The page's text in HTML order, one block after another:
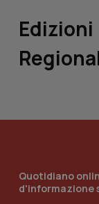
Edizioni
Quotidiano
d'informazione